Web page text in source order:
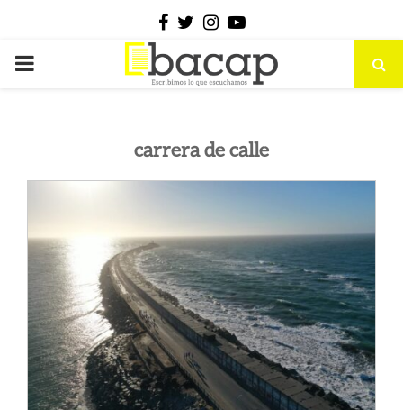
Facebook
Twitter
Instagram
Youtube
PRIMARY
carrera de calle